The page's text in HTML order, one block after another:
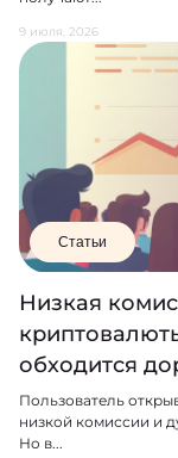
9 июля, 2026
Статьи
Низкая
обходится
Пользователь
низкой комиссии и
Но в...